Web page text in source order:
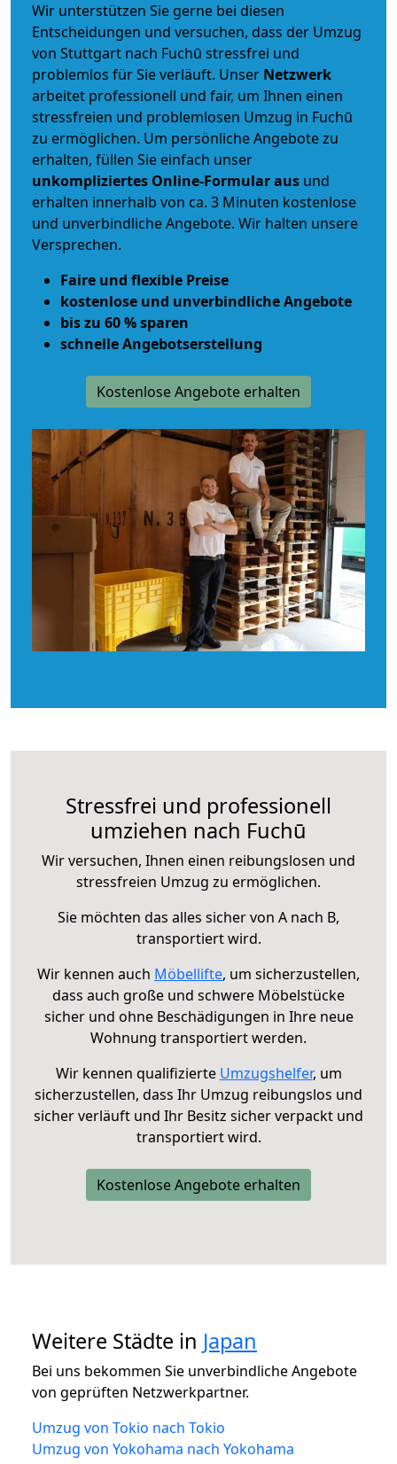
Wir unterstützen Sie gerne bei diesen
Entscheidungen und versuchen, dass der Umzug
von Stuttgart nach Fuchū stressfrei und
problemlos für Sie verläuft. Unser Netzwerk
arbeitet professionell und fair, um Ihnen einen
stressfreien und problemlosen Umzug in Fuchū
zu ermöglichen. Um persönliche Angebote zu
erhalten, füllen Sie einfach unser
unkompliziertes Online-Formular aus und
erhalten innerhalb von ca. 3 Minuten kostenlose
und unverbindliche Angebote. Wir halten unsere
Versprechen.
Faire und flexible Preise
kostenlose und unverbindliche Angebote
bis zu 60 % sparen
schnelle Angebotserstellung
Kostenlose Angebote erhalten
Stressfrei und professionell
umziehen nach Fuchū
Wir versuchen, Ihnen einen reibungslosen und
stressfreien Umzug zu ermöglichen.
Sie möchten das alles sicher von A nach B,
transportiert wird.
Wir kennen auch Möbellifte, um sicherzustellen,
dass auch große und schwere Möbelstücke
sicher und ohne Beschädigungen in Ihre neue
Wohnung transportiert werden.
Wir kennen qualifizierte Umzugshelfer, um
sicherzustellen, dass Ihr Umzug reibungslos und
sicher verläuft und Ihr Besitz sicher verpackt und
transportiert wird.
Kostenlose Angebote erhalten
Weitere Städte in Japan
Bei uns bekommen Sie unverbindliche Angebote
von geprüften Netzwerkpartner.
Umzug von Tokio nach Tokio
Umzug von Yokohama nach Yokohama